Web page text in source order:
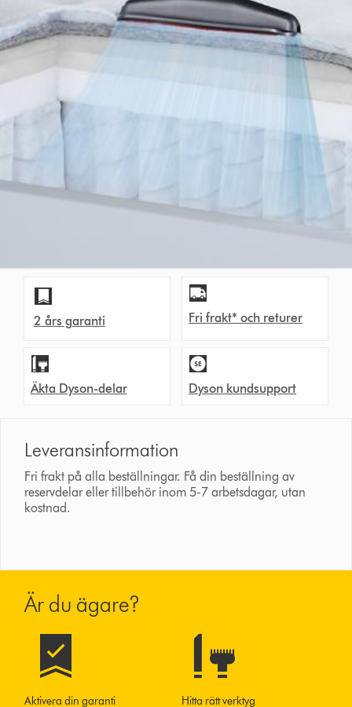
2 års garanti Fri frakt* och returer
Äkta Dyson-delar Dyson kundsupport
Leveransinformation
Fri frakt på alla beställningar. Få din beställning av
reservdelar eller tillbehör inom 5-7 arbetsdagar, utan
kostnad.
Är du ägare?
Aktivera din garanti Hitta rätt verktyg